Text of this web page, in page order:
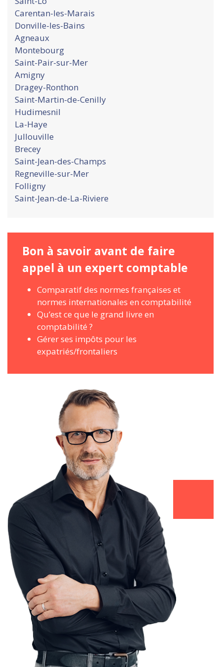
Carentan-les-Marais
Donville-les-Bains
Agneaux
Montebourg
Saint-Pair-sur-Mer
Amigny
Dragey-Ronthon
Saint-Martin-de-Cenilly
Hudimesnil
La-Haye
Jullouville
Brecey
Saint-Jean-des-Champs
Regneville-sur-Mer
Folligny
Saint-Jean-de-La-Riviere
Bon à savoir avant de faire
appel à un expert comptable
Comparatif des normes françaises et
normes internationales en comptabilité
Qu’est ce que le grand livre en
comptabilité ?
Gérer ses impôts pour les
expatriés/frontaliers